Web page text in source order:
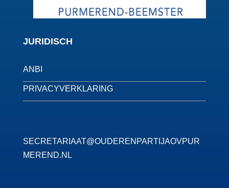
JURIDISCH
ANBI
PRIVACYVERKLARING
SECRETARIAAT@OUDERENPARTIJAOVPUR
MEREND.NL